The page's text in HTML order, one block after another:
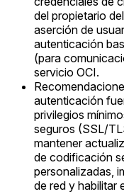
del propietario
aserción de
autenticación
(para
servicio OCI.
autenticación
privilegios
seguros (SSL/
mantener
de codificación
personalizadas,
de red y habilitar